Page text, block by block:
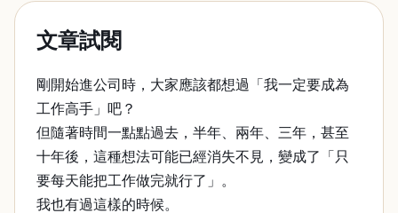
文章試閱
剛開始進公司時，大家應該都想過「我一定要成為
工作高手」吧？
但隨著時間一點點過去，半年、兩年、三年，甚至
十年後，這種想法可能已經消失不見，變成了「只
要每天能把工作做完就行了」。
我也有過這樣的時候。